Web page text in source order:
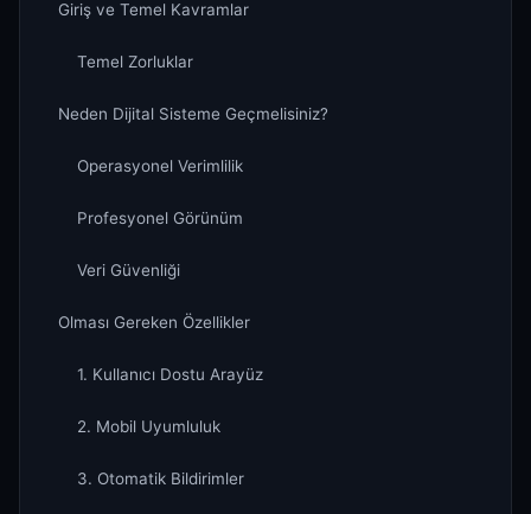
Giriş ve Temel Kavramlar
Temel Zorluklar
Neden Dijital Sisteme Geçmelisiniz?
Operasyonel Verimlilik
Profesyonel Görünüm
Veri Güvenliği
Olması Gereken Özellikler
1. Kullanıcı Dostu Arayüz
2. Mobil Uyumluluk
3. Otomatik Bildirimler